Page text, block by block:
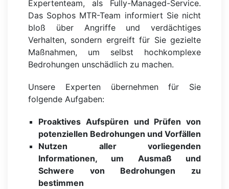
Expertenteam, als Fully-Managed-Service.
Das Sophos MTR-Team informiert Sie nicht
bloß über Angriffe und verdächtiges
Verhalten, sondern ergreift für Sie gezielte
Maßnahmen, um selbst hochkomplexe
Bedrohungen unschädlich zu machen.
Unsere Experten übernehmen für Sie
folgende Aufgaben:
Proaktives Aufspüren und Prüfen von
potenziellen Bedrohungen und Vorfällen
Nutzen aller vorliegenden
Informationen, um Ausmaß und
Schwere von Bedrohungen zu
bestimmen